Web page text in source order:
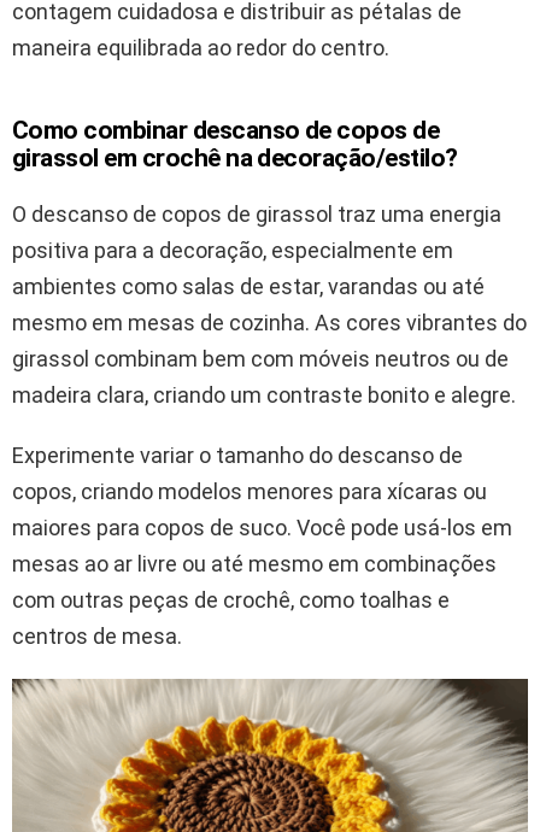
contagem cuidadosa e distribuir as pétalas de
maneira equilibrada ao redor do centro.
Como combinar descanso de copos de
girassol em crochê na decoração/estilo?
O descanso de copos de girassol traz uma energia
positiva para a decoração, especialmente em
ambientes como salas de estar, varandas ou até
mesmo em mesas de cozinha. As cores vibrantes do
girassol combinam bem com móveis neutros ou de
madeira clara, criando um contraste bonito e alegre.
Experimente variar o tamanho do descanso de
copos, criando modelos menores para xícaras ou
maiores para copos de suco. Você pode usá-los em
mesas ao ar livre ou até mesmo em combinações
com outras peças de crochê, como toalhas e
centros de mesa.